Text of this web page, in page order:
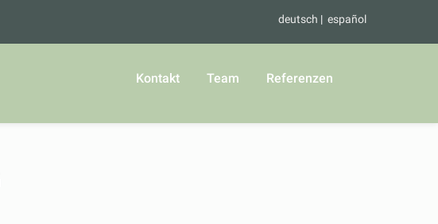
deutsch español
Kontakt Team Referenzen